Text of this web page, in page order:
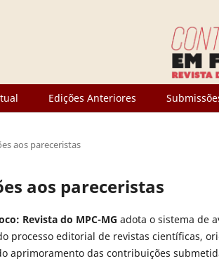
Edições Anteriores
aos pareceristas
aos pareceristas
Revista do MPC-MG adota o sistema de
processo editorial de revistas científicas,
aprimoramento das contribuições